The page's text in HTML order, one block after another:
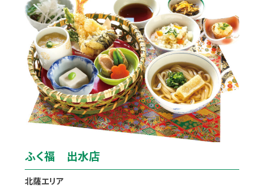
ふく福 出水店
北薩エリア